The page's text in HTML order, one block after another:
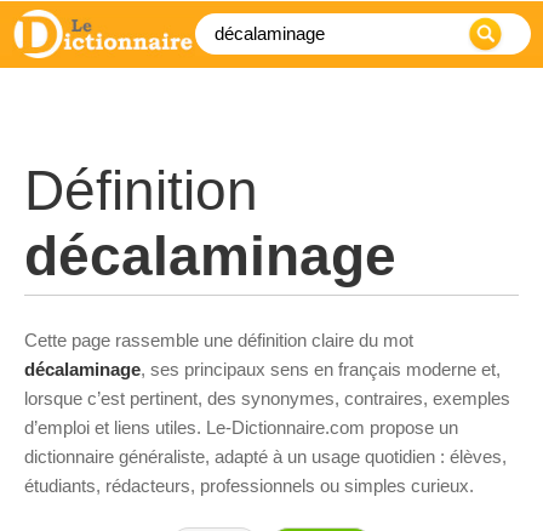
Définition
décalaminage
Cette page rassemble une définition claire du mot
décalaminage, ses principaux sens en français moderne et,
lorsque c’est pertinent, des synonymes, contraires, exemples
d’emploi et liens utiles. Le-Dictionnaire.com propose un
dictionnaire généraliste, adapté à un usage quotidien : élèves,
étudiants, rédacteurs, professionnels ou simples curieux.